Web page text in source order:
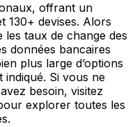
offrant un
130+ devises. Alors
taux de change des
données bancaires
plus large d’options
indiqué. Si vous ne
besoin, visitez
explorer toutes les